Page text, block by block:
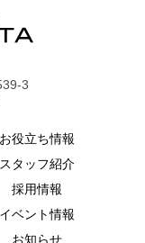
3
お役立ち情報
スタッフ紹介
採用情報
イベント情報
お知らせ